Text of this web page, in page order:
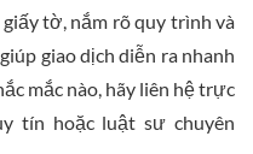
tờ, nắm rõ quy trình và
giao dịch diễn ra nhanh
mắc nào, hãy liên hệ trực
tín hoặc luật sư chuyên